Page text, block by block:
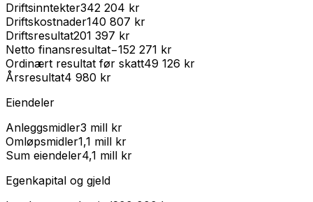
Driftsinntekter342 204 kr
Driftskostnader140 807 kr
Driftsresultat201 397 kr
Netto finansresultat−152 271 kr
Ordinært resultat før skatt49 126 kr
Årsresultat4 980 kr
Eiendeler
Anleggsmidler3 mill kr
Omløpsmidler1,1 mill kr
Sum eiendeler4,1 mill kr
Egenkapital og gjeld